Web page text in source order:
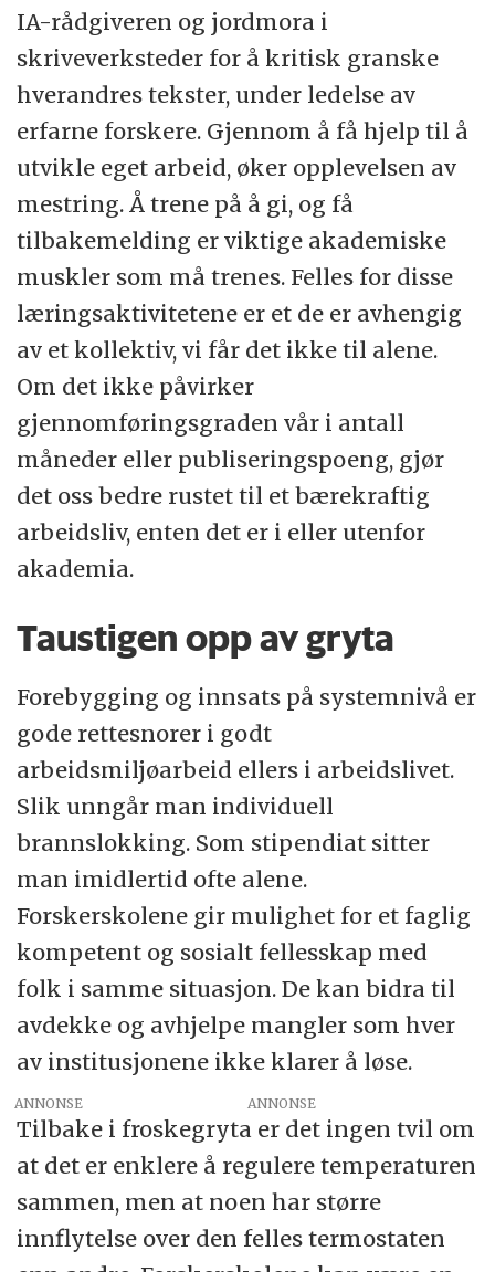
IA-rådgiveren og jordmora i
skriveverksteder for å kritisk granske
hverandres tekster, under ledelse av
erfarne forskere. Gjennom å få hjelp til å
utvikle eget arbeid, øker opplevelsen av
mestring. Å trene på å gi, og få
tilbakemelding er viktige akademiske
muskler som må trenes. Felles for disse
læringsaktivitetene er et de er avhengig
av et kollektiv, vi får det ikke til alene.
Om det ikke påvirker
gjennomføringsgraden vår i antall
måneder eller publiseringspoeng, gjør
det oss bedre rustet til et bærekraftig
arbeidsliv, enten det er i eller utenfor
akademia.
Taustigen opp av gryta
Forebygging og innsats på systemnivå er
gode rettesnorer i godt
arbeidsmiljøarbeid ellers i arbeidslivet.
Slik unngår man individuell
brannslokking. Som stipendiat sitter
man imidlertid ofte alene.
Forskerskolene gir mulighet for et faglig
kompetent og sosialt fellesskap med
folk i samme situasjon. De kan bidra til
avdekke og avhjelpe mangler som hver
av institusjonene ikke klarer å løse.
ANNONSE
Tilbake i froskegryta er det ingen tvil om
at det er enklere å regulere temperaturen
sammen, men at noen har større
innflytelse over den felles termostaten